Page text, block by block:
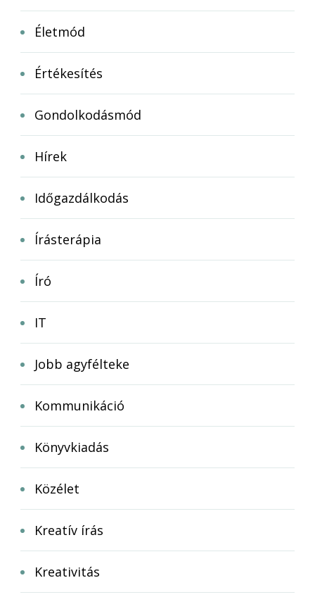
Életmód
Értékesítés
Gondolkodásmód
Hírek
Időgazdálkodás
Írásterápia
Író
IT
Jobb agyfélteke
Kommunikáció
Könyvkiadás
Közélet
Kreatív írás
Kreativitás